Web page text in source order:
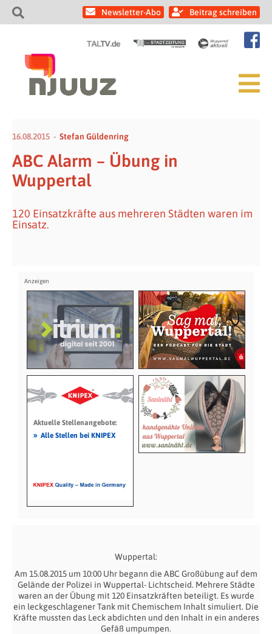
Newsletter-Abo Beitrag schreiben
16.08.2015 Stefan Güldenring
ABC Alarm – Übung in
Wuppertal
120 Einsatzkräfte aus mehreren Städten waren im
Einsatz.
Aktuelle Stellenangebote:
» Alle Stellen bei KNIPEX
Wuppertal:
Am 15.08.2015 um 10:00 Uhr begann die ABC Großübung auf dem
Gelände der Polizei in Wuppertal- Lichtscheid. Mehrere Städte
waren an der Übung mit 120 Einsatzkräften beteiligt. Es wurde
ein leckgeschlagener Tank mit Chemischem Inhalt simuliert. Die
Kräfte mussten das Leck abdichten und den Inhalt in ein anderes
Gefäß umpumpen.